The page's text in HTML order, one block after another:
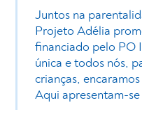
Juntos na
Projeto Adélia
financiado pelo PO
única e todos nós,
crianças,
Aqui apresentam-